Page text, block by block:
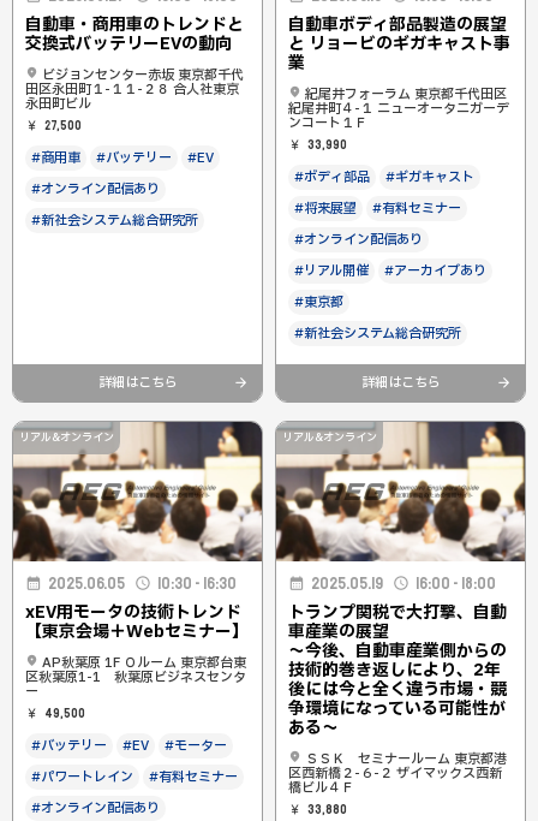
自動車・商用車のトレンドと
交換式バッテリーEVの動向
ビジョンセンター赤坂 東京都千代
田区永田町１-１１-２８ 合人社東京
永田町ビル
27,500
#商用車 #バッテリー
#EV
#オンライン配信あり
#新社会システム総合研究所
詳細はこちら
自動車ボディ部品製造の展望
と リョービのギガキャスト事
業
紀尾井フォーラム 東京都千代田区
紀尾井町４-１ ニューオータニガーデ
ンコート１Ｆ
33,990
#ボディ部品
#ギガキャスト
#将来展望
#有料セミナー
#オンライン配信あり
#リアル開催
#アーカイブあり
#東京都
#新社会システム総合研究所
詳細はこちら
リアル&オンライン
2025.06.05 10:30 - 16:30
xEV用モータの技術トレンド
【東京会場＋Webセミナー】
AP秋葉原 1F Ｏルーム 東京都台東
区秋葉原1-1 秋葉原ビジネスセンタ
ー
49,500
#バッテリー #EV
#モーター
#パワートレイン
#有料セミナー
#オンライン配信あり
リアル&オンライン
2025.05.19 16:00 - 18:00
トランプ関税で大打撃、自動
車産業の展望
〜今後、自動車産業側からの
技術的巻き返しにより、2年
後には今と全く違う市場・競
争環境になっている可能性が
ある〜
ＳＳＫ セミナールーム 東京都港
区西新橋２-６-２ ザイマックス西新
橋ビル４Ｆ
33,880